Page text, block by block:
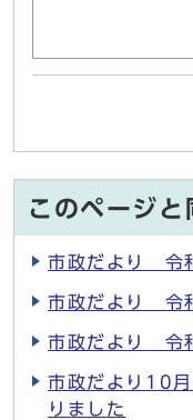
このページ
市政だより 令
市政だより 令
市政だより 令
市政だより10
りました